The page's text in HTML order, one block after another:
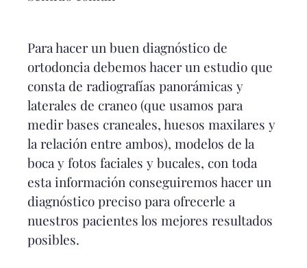
Para hacer un buen diagnóstico de
ortodoncia debemos hacer un estudio que
consta de radiografías panorámicas y
laterales de craneo (que usamos para
medir bases craneales, huesos maxilares y
la relación entre ambos), modelos de la
boca y fotos faciales y bucales, con toda
esta información conseguiremos hacer un
diagnóstico preciso para ofrecerle a
nuestros pacientes los mejores resultados
posibles.